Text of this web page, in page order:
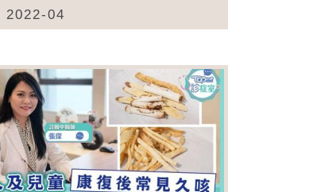
2022-04